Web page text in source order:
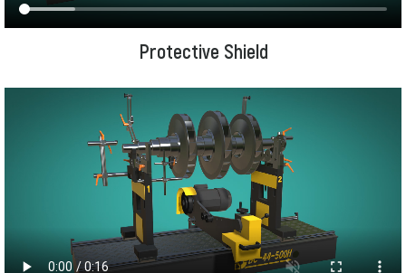
Protective Shield